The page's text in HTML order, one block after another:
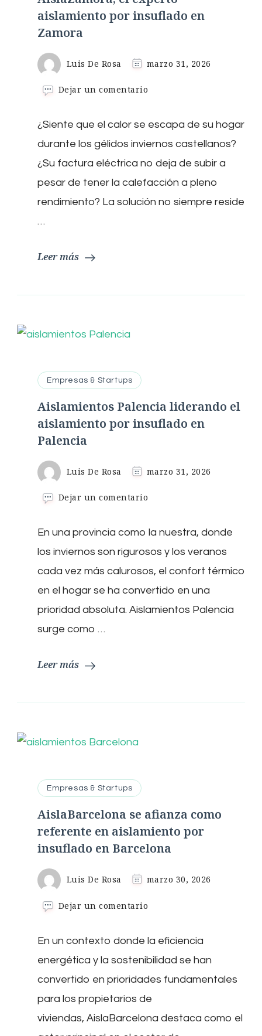
aislamiento por insuflado en
Zamora
Luis De Rosa marzo 31, 2026
Dejar un comentario
experto
aislamiento
por
insuflado
Zamora
¿Siente que el calor se escapa de su hogar
durante los gélidos inviernos castellanos?
¿Su factura eléctrica no deja de subir a
pesar de tener la calefacción a pleno
rendimiento? La solución no siempre reside
…
Leer más
Empresas & Startups
Aislamientos Palencia liderando el
aislamiento por insuflado en
Palencia
Luis De Rosa marzo 31, 2026
Dejar un comentario
liderando
aislamiento
por
en
Palencia
En una provincia como la nuestra, donde
los inviernos son rigurosos y los veranos
cada vez más calurosos, el confort térmico
en el hogar se ha convertido en una
prioridad absoluta. Aislamientos Palencia
surge como …
Leer más
Empresas & Startups
AislaBarcelona se afianza como
referente en aislamiento por
insuflado en Barcelona
Luis De Rosa marzo 30, 2026
Dejar un comentario
afianza
como
referente
en
por
insuflado
En un contexto donde la eficiencia
energética y la sostenibilidad se han
convertido en prioridades fundamentales
para los propietarios de
viviendas, AislaBarcelona destaca como el